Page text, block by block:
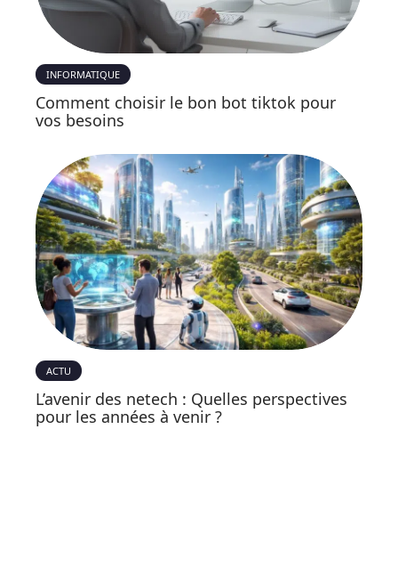
INFORMATIQUE
Comment choisir le bon bot tiktok pour
vos besoins
ACTU
L’avenir des netech : Quelles perspectives
pour les années à venir ?